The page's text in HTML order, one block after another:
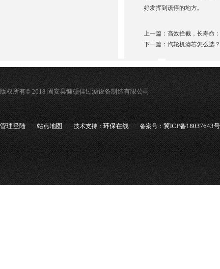
好发挥到该停的地方。
上一篇： 高效拦截，长寿命
下一篇： 汽轮机滤芯怎么选
版权所有© 2018 固安县慷硕佳过滤设备制造有限公司
管理登陆 站点地图 技术支持：环保在线 备案号：冀ICP备18037643